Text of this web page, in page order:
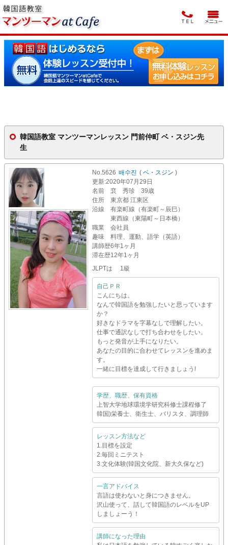
韓国語教室 マンツーマンレッスン 門前仲町 ベ・スジン先
生
No.5626 배수진 ( ベ・スジン )
更新:2020年07月29日
名前
裵 秀珍 39歳
住所
東京都 江東区
沿線
有楽町線（有楽町～辰巳）
東西線（東陽町～日本橋）
職業
会社員
趣味
料理、運動、語学（英語）
講師歴6年1ヶ月
滞在歴12年1ヶ月
JLPTは 1級
自己ＰＲ
こんにちは。
なんで韓国語を勉強したいと思っています
か？
好きなドラマを字幕なしで理解したい。
仕事で通訳なしで打ち合わせをしたい。
もっと発音が上手になりたい。
あなたの目的に合わせてレッスンを進めま
す。
一緒に目標を達成して行きましょう!
学歴、職歴、保有資格
上智大学地球環境学研究科修士課程修了
韓国)栄養士、衛生士、バリスタ、調理師
レッスン方法など
1.目標を設定
2.毎回ミニテスト
3.文化体験(韓国文化院、新大久保など)
一言アドバイス
言語は使わないと身につきません。
沢山使って、話して韓国語のレベルをUP
しましょーう！
講師になった理由